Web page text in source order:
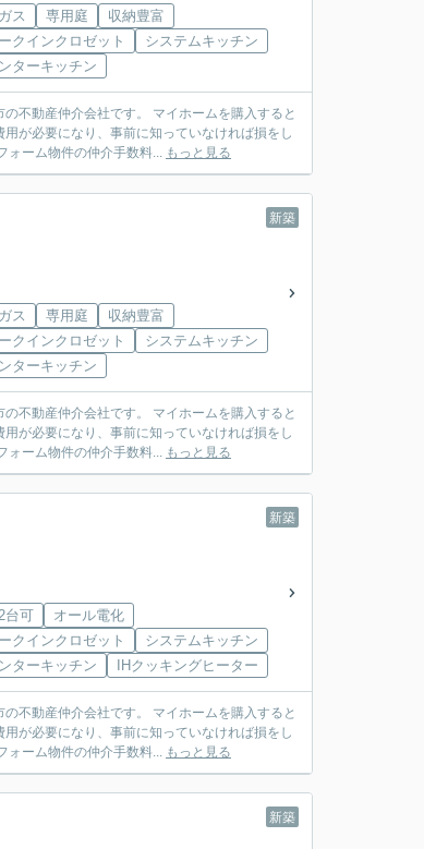
ス 専用庭
収納豊富
クインクロゼット
システムキッチン
ターキッチン
。 マイホームを購入すると
が必要になり、事前に知っていなければ損をし
古リフォーム物件の仲介手数料... もっと見る
新築
ス 専用庭
収納豊富
クインクロゼット
システムキッチン
ターキッチン
。 マイホームを購入すると
が必要になり、事前に知っていなければ損をし
古リフォーム物件の仲介手数料... もっと見る
新築
台可
オール電化
クインクロゼット
システムキッチン
ターキッチン
IHクッキングヒーター
。 マイホームを購入すると
が必要になり、事前に知っていなければ損をし
古リフォーム物件の仲介手数料... もっと見る
新築